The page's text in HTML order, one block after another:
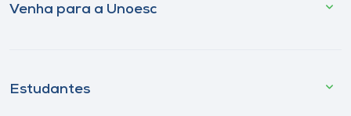
Venha para a Unoesc
Estudantes